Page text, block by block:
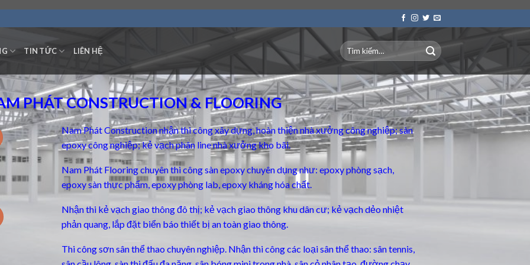
TIN TỨC LIÊN HỆ
PHÁT CONSTRUCTION & FLOORING
Nam Phát Construction nhận thi công xây dựng, hoàn thiện nhà xưởng công nghiệp; sàn
epoxy công nghiệp; kẻ vạch phân line nhà xưởng kho bãi.
Nam Phát Flooring chuyên thi côngsàn epoxy chuyên dụngnhư: epoxy phòng sạch,
epoxy sàn thực phẩm, epoxy phòng lab, epoxy kháng hóa chất.
Nhận thi kẻ vạch giao thông đô thị; kẻ vạch giao thông khu dân cư; kẻ vạch dẻo nhiệt
phản quang, lắp đặt biển báo thiết bị an toàn giao thông.
Thi công sơn sân thể thao chuyên nghiệp. Nhận thi công các loại sân thể thao: sân tennis,